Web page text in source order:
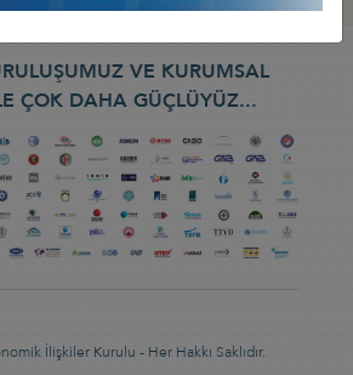
VE KURUMSAL
ÇOK DAHA GÜÇLÜYÜZ...
İlişkiler Kurulu - Her Hakkı Saklıdır.